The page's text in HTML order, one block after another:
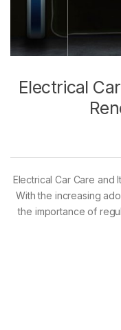
Electrical
Electrical Car Care and
With the increasing
the importance of